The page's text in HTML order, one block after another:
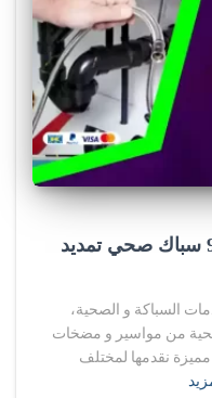
فني صحي الدسمة 99009522 سباك صحي تمديد
السباكة و الصحية،
من مواسير و مضخات
نقدمها لمختلف